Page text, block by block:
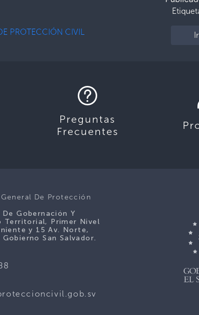
PROTECCIÓN CIVIL
Preguntas
Frecuentes
De Protección
Gobernación Y
Territorial, Primer Nivel
y 15 Av. Norte,
San Salvador.